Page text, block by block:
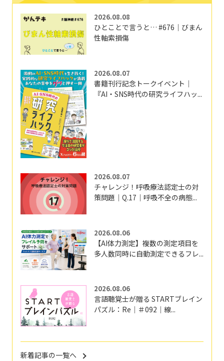
2026.08.08
ひとことで言うと… #676｜びまん
性軸索損傷
2026.08.07
書籍刊行記念トークイベント｜
『AI・SNS時代の研究ライフハッ...
2026.08.07
チャレンジ！呼吸療法認定士の対
策問題｜Q.17｜呼吸不全の病態...
2026.08.06
【AI体力測定】複数の測定項目を
多人数同時に自動測定できるフレ...
2026.08.06
言語聴覚士が贈る STARTブレイン
パズル：Re｜＃092｜線...
新着記事の一覧へ